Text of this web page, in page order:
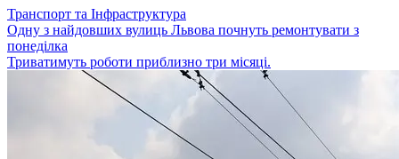
Транспорт та Інфраструктура
Одну з найдовших вулиць Львова почнуть ремонтувати з
понеділка
Триватимуть роботи приблизно три місяці.